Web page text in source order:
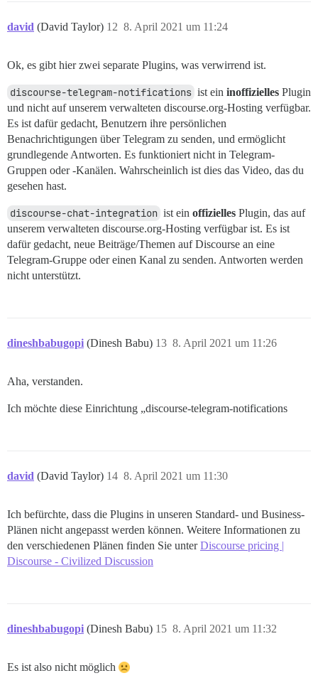
david (David Taylor) 8. April 2021 um 11:24
12
Ok, es gibt hier zwei separate Plugins, was verwirrend ist.
discourse-telegram-notifications ist ein inoffizielles Plugin
und nicht auf unserem verwalteten discourse.org-Hosting verfügbar.
Es ist dafür gedacht, Benutzern ihre persönlichen
Benachrichtigungen über Telegram zu senden, und ermöglicht
grundlegende Antworten. Es funktioniert nicht in Telegram-
Gruppen oder -Kanälen. Wahrscheinlich ist dies das Video, das du
gesehen hast.
discourse-chat-integration ist ein offizielles Plugin, das auf
unserem verwalteten discourse.org-Hosting verfügbar ist. Es ist
dafür gedacht, neue Beiträge/Themen auf Discourse an eine
Telegram-Gruppe oder einen Kanal zu senden. Antworten werden
nicht unterstützt.
dineshbabugopi (Dinesh Babu) 8. April 2021 um 11:26
13
Aha, verstanden.
Ich möchte diese Einrichtung „discourse-telegram-notifications
david (David Taylor) 8. April 2021 um 11:30
14
Ich befürchte, dass die Plugins in unseren Standard- und Business-
Plänen nicht angepasst werden können. Weitere Informationen zu
den verschiedenen Plänen finden Sie unterDiscourse pricing |
Discourse - Civilized Discussion
dineshbabugopi (Dinesh Babu) 8. April 2021 um 11:32
15
Es ist also nicht möglich